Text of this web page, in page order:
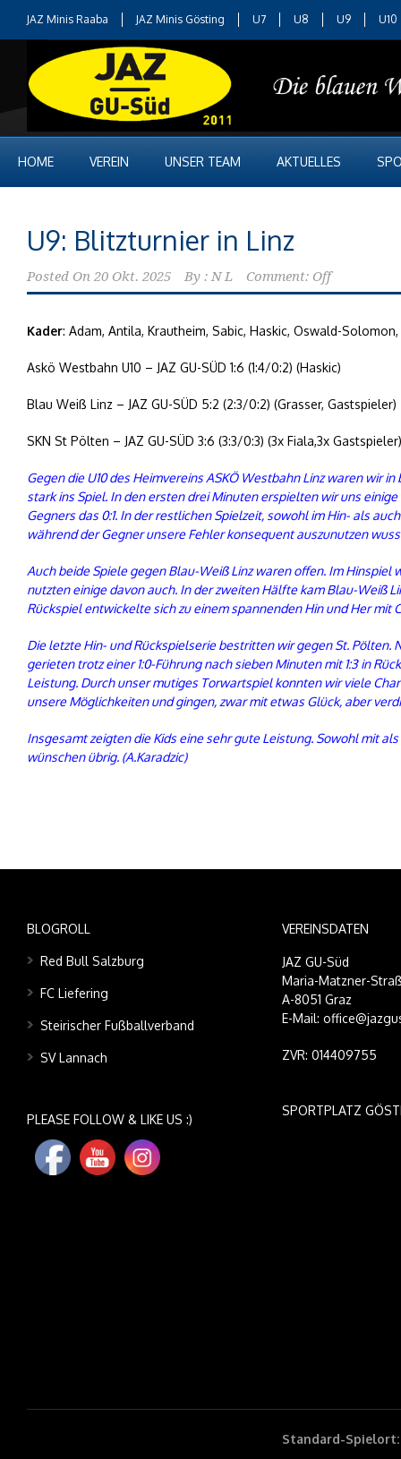
JAZ Minis Raaba JAZ Minis Gösting U7 U8 U9 U10
HOME VEREIN UNSER TEAM AKTUELLES
U9: Blitzturnier in Linz
Posted On 20 Okt. 2025 By : N L Comment: Off
Kader: Adam, Antila, Krautheim, Sabic, Haskic, Oswald-
Askö Westbahn U10 – JAZ GU-SÜD 1:6 (1:4/0:2) (Haskic)
Blau Weiß Linz – JAZ GU-SÜD 5:2 (2:3/0:2) (Grasser, Gastspieler)
SKN St Pölten – JAZ GU-SÜD 3:6 (3:3/0:3) (3x Fiala,3x Gastspieler)
Gegen die U10 des Heimvereins ASKÖ Westbahn Linz waren wir
stark ins Spiel. In den ersten drei Minuten erspielten wir uns
Gegners das 0:1. In der restlichen Spielzeit, sowohl im Hin- als
während der Gegner unsere Fehler konsequent auszunutzen
Auch beide Spiele gegen Blau-Weiß Linz waren offen. Im
nutzten einige davon auch. In der zweiten Hälfte kam Blau-Weiß
Rückspiel entwickelte sich zu einem spannenden Hin und Her mit
Die letzte Hin- und Rückspielserie bestritten wir gegen St.
gerieten trotz einer 1:0-Führung nach sieben Minuten mit 1:3 in
Leistung. Durch unser mutiges Torwartspiel konnten wir viele
unsere Möglichkeiten und gingen, zwar mit etwas Glück, aber
Insgesamt zeigten die Kids eine sehr gute Leistung. Sowohl mit
wünschen übrig. (A.Karadzic)
BLOGROLL
Red Bull Salzburg
FC Liefering
Steirischer Fußballverband
SV Lannach
PLEASE FOLLOW & LIKE US :)
VEREINSDATEN
JAZ GU-Süd
Maria-Matzner-
A-8051 Graz
E-Mail:
ZVR: 014409755
SPORTPLATZ
Standard-Spielort: